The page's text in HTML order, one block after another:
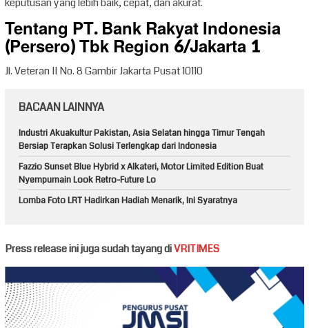
Tentang PT. Bank Rakyat Indonesia
(Persero) Tbk Region 6/Jakarta 1
Jl. Veteran II No. 8 Gambir Jakarta Pusat 10110
BACAAN LAINNYA
Industri Akuakultur Pakistan, Asia Selatan hingga Timur Tengah
Bersiap Terapkan Solusi Terlengkap dari Indonesia
Fazzio Sunset Blue Hybrid x Alkateri, Motor Limited Edition Buat
Nyempurnain Look Retro-Future Lo
Lomba Foto LRT Hadirkan Hadiah Menarik, Ini Syaratnya
Press release ini juga sudah tayang diVRITIMES